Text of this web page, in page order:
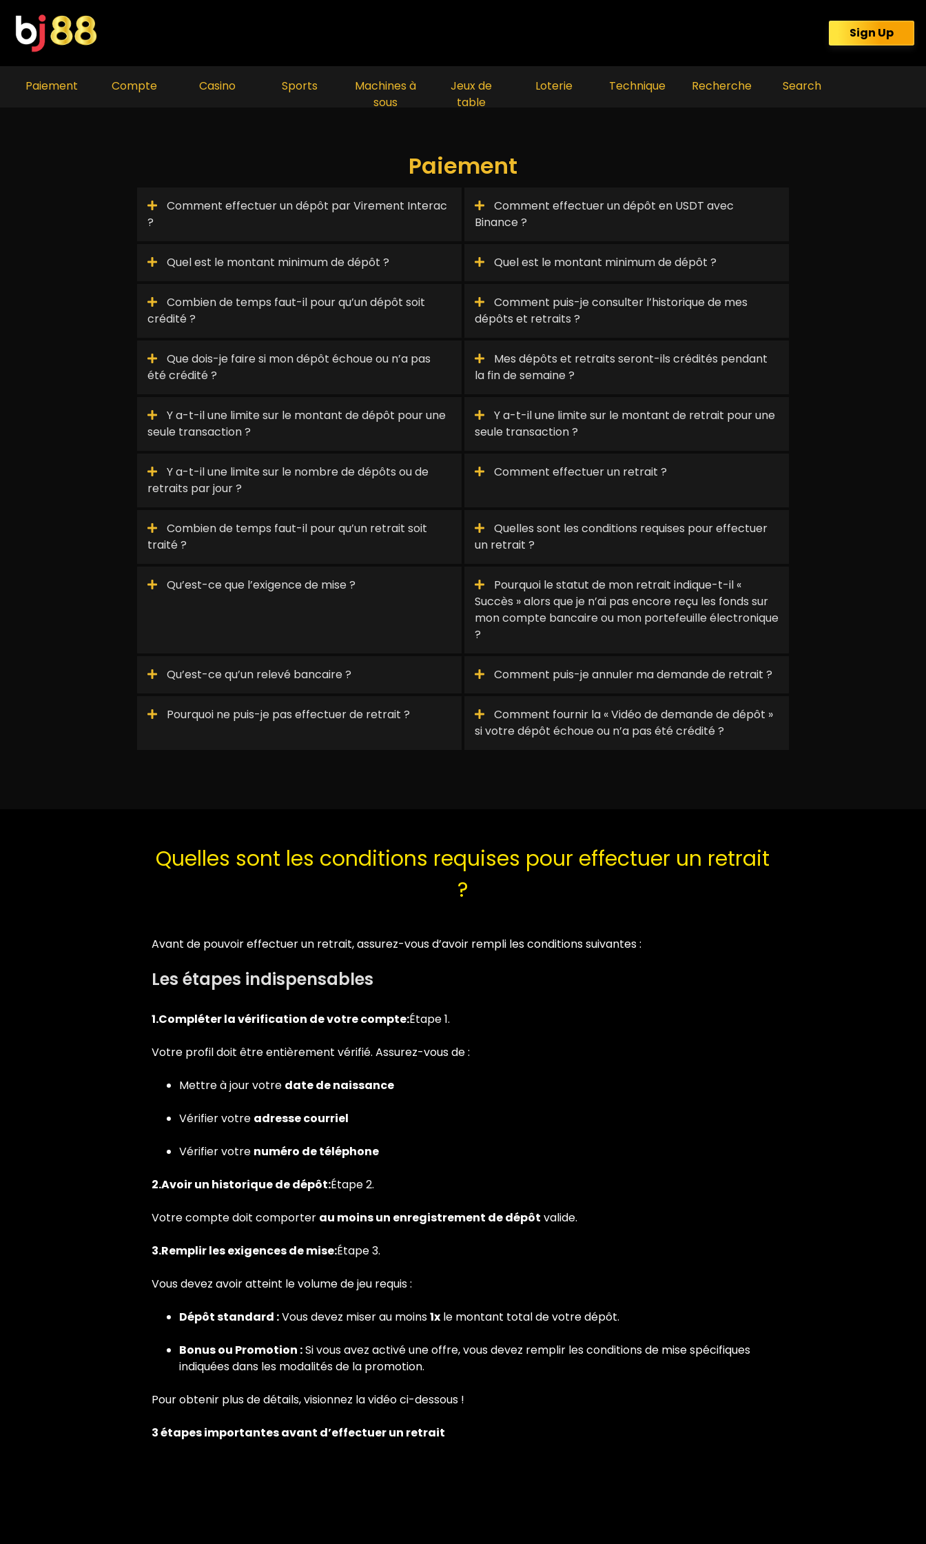
content
Sign Up
Paiement Compte Casino Sports
Machines à
sous
Jeux de
table
Loterie Technique Recherche Search
Paiement
Comment effectuer un dépôt par Virement Interac
?
Comment effectuer un dépôt en USDT avec
Binance ?
Quel est le montant minimum de dépôt ? Quel est le montant minimum de dépôt ?
Combien de temps faut-il pour qu’un dépôt soit
crédité ?
Comment puis-je consulter l’historique de mes
dépôts et retraits ?
Que dois-je faire si mon dépôt échoue ou n’a pas
été crédité ?
Mes dépôts et retraits seront-ils crédités pendant
la fin de semaine ?
Y a-t-il une limite sur le montant de dépôt pour une
seule transaction ?
Y a-t-il une limite sur le montant de retrait pour une
seule transaction ?
Y a-t-il une limite sur le nombre de dépôts ou de
retraits par jour ?
Comment effectuer un retrait ?
Combien de temps faut-il pour qu’un retrait soit
traité ?
Quelles sont les conditions requises pour effectuer
un retrait ?
Qu’est-ce que l’exigence de mise ?
Pourquoi le statut de mon retrait indique-t-il «
Succès » alors que je n’ai pas encore reçu les fonds sur
mon compte bancaire ou mon portefeuille électronique
?
Qu’est-ce qu’un relevé bancaire ? Comment puis-je annuler ma demande de retrait ?
Pourquoi ne puis-je pas effectuer de retrait ?
Comment fournir la « Vidéo de demande de dépôt »
si votre dépôt échoue ou n’a pas été crédité ?
Quelles sont les conditions requises pour effectuer un retrait
?
Avant de pouvoir effectuer un retrait, assurez-vous d’avoir rempli les conditions suivantes :
Les étapes indispensables
1.Compléter la vérification de votre compte:Étape 1.
Votre profil doit être entièrement vérifié. Assurez-vous de :
Mettre à jour votre date de naissance
Vérifier votre adresse courriel
Vérifier votre numéro de téléphone
2.Avoir un historique de dépôt:Étape 2.
Votre compte doit comporter au moins un enregistrement de dépôt valide.
3.Remplir les exigences de mise:Étape 3.
Vous devez avoir atteint le volume de jeu requis :
Dépôt standard :Vous devez miser au moins1x le montant total de votre dépôt.
Bonus ou Promotion :Si vous avez activé une offre, vous devez remplir les conditions de mise spécifiques
indiquées dans les modalités de la promotion.
Pour obtenir plus de détails, visionnez la vidéo ci-dessous !
3 étapes importantes avant d’effectuer un retrait